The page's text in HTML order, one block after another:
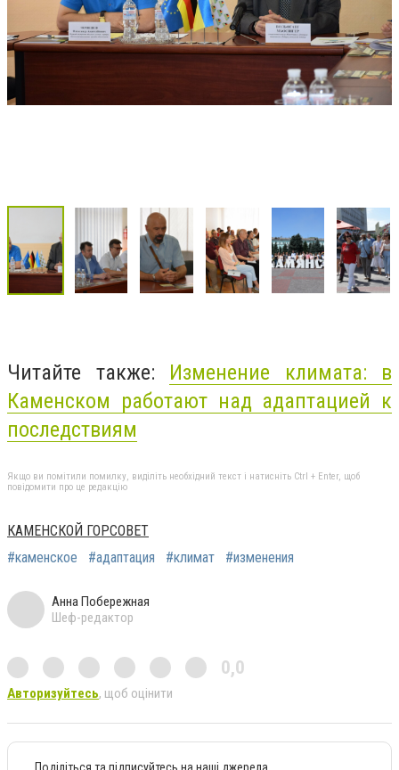
Читайте также: Изменение климата: в
Каменском работают над адаптацией к
последствиям
Якщо ви помітили помилку, виділіть необхідний текст і натисніть Ctrl + Enter, щоб
повідомити про це редакцію
КАМЕНСКОЙ ГОРСОВЕТ
#каменское
#адаптация #климат #изменения
Анна Побережная
Шеф-редактор
0,0
Авторизуйтесь, щоб оцінити